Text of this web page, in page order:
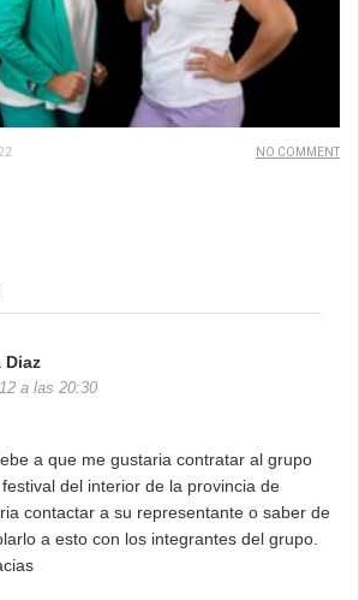
NO COMMENT
Diaz
a las 20:30
a que me gustaria contratar al grupo
del interior de la provincia de
contactar a su representante o saber de
a esto con los integrantes del grupo.